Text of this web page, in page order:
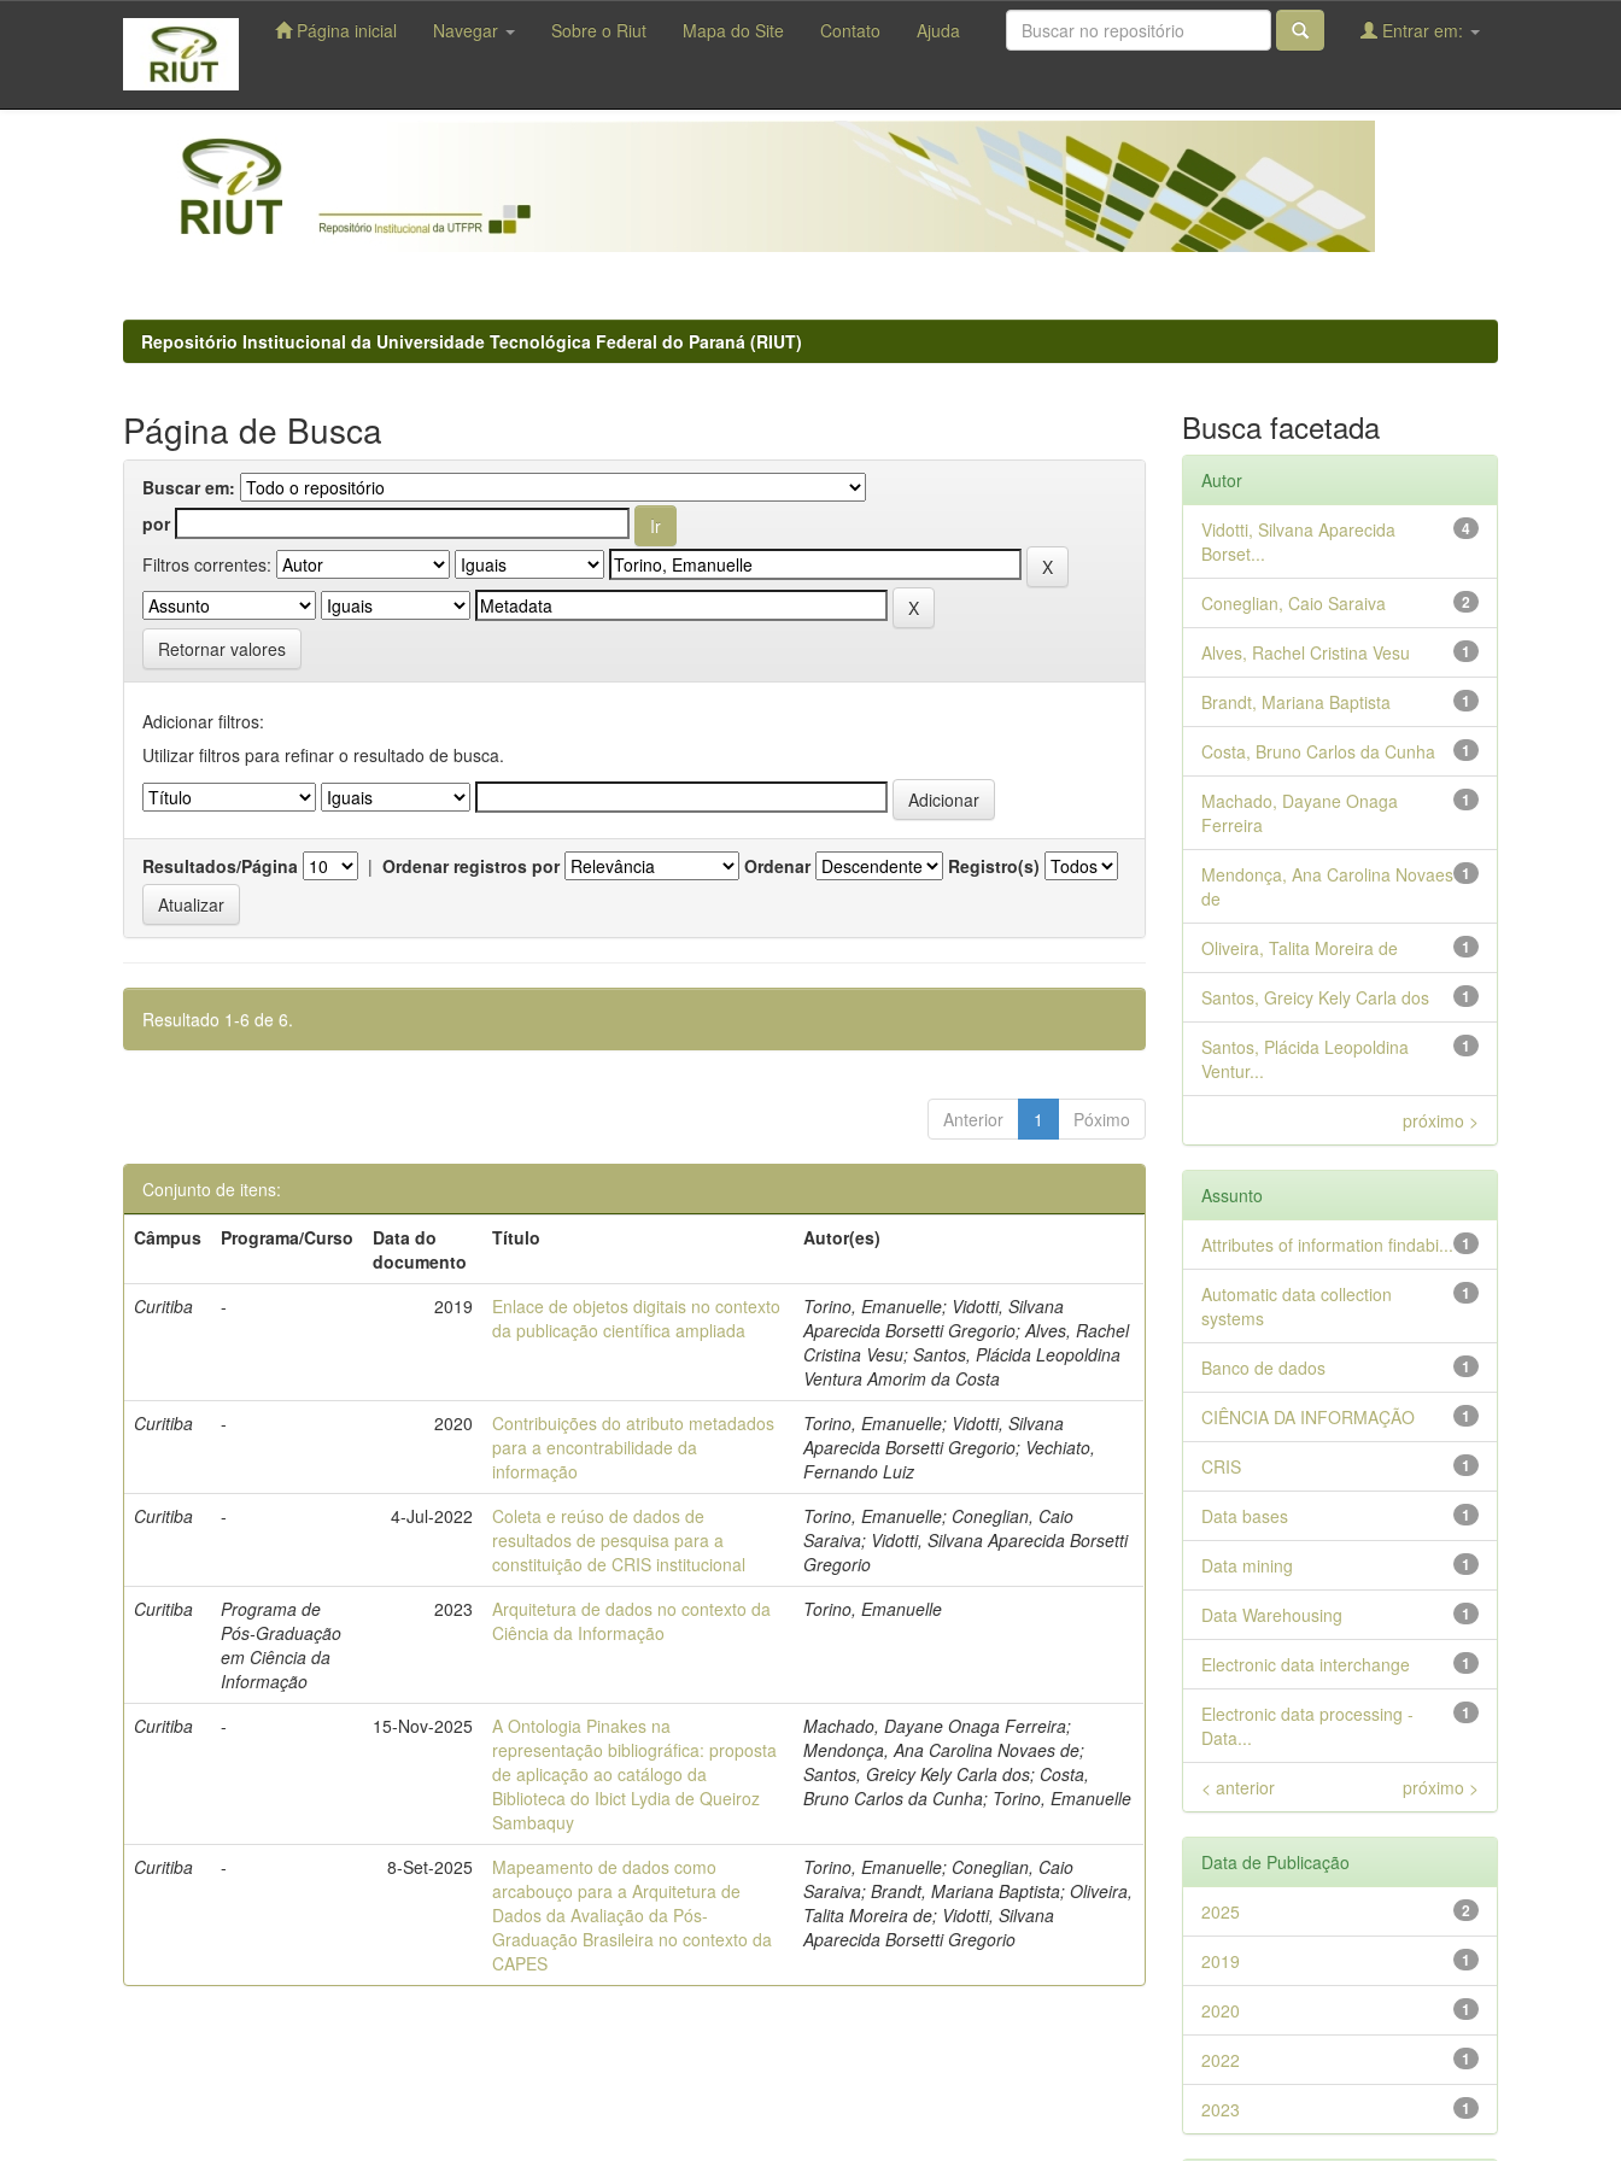
navigation
Página inicial Navegar Sobre o Riut Mapa do Site Contato Ajuda Entrar em:
Repositório Institucional da Universidade Tecnológica Federal do Paraná (RIUT)
Página de Busca
Buscar em:
por
Filtros correntes:
Retornar valores
Adicionar filtros:
Utilizar filtros para refinar o resultado de busca.
Resultados/Página | Ordenar registros por Ordenar Registro(s)
Resultado 1-6 de 6.
Anterior 1 Póximo
Conjunto de itens:
Câmpus
Programa/Curso
Data do
documento
Título Autor(es)
Curitiba - 2019
Enlace de objetos digitais no contexto
da publicação científica ampliada
Torino, Emanuelle; Vidotti, Silvana
Aparecida Borsetti Gregorio; Alves, Rachel
Cristina Vesu; Santos, Plácida Leopoldina
Ventura Amorim da Costa
Curitiba
- 2020
Contribuições do atributo metadados
para a encontrabilidade da
informação
Torino, Emanuelle; Vidotti, Silvana
Aparecida Borsetti Gregorio; Vechiato,
Fernando Luiz
Curitiba
- 4-Jul-2022
Coleta e reúso de dados de
resultados de pesquisa para a
constituição de CRIS institucional
Torino, Emanuelle; Coneglian, Caio
Saraiva; Vidotti, Silvana Aparecida Borsetti
Gregorio
Curitiba
Programa de
Pós-Graduação
em Ciência da
Informação
2023
Arquitetura de dados no contexto da
Ciência da Informação
Torino, Emanuelle
Curitiba - 15-Nov-2025
A Ontologia Pinakes na
representação bibliográfica: proposta
de aplicação ao catálogo da
Biblioteca do Ibict Lydia de Queiroz
Sambaquy
Machado, Dayane Onaga Ferreira;
Mendonça, Ana Carolina Novaes de;
Santos, Greicy Kely Carla dos; Costa,
Bruno Carlos da Cunha; Torino, Emanuelle
Curitiba - 8-Set-2025
Mapeamento de dados como
arcabouço para a Arquitetura de
Dados da Avaliação da Pós-
Graduação Brasileira no contexto da
CAPES
Torino, Emanuelle; Coneglian, Caio
Saraiva; Brandt, Mariana Baptista; Oliveira,
Talita Moreira de; Vidotti, Silvana
Aparecida Borsetti Gregorio
Busca facetada
Autor
4
Vidotti, Silvana Aparecida
Borset...
2
Coneglian, Caio Saraiva
1
Alves, Rachel Cristina Vesu
1
Brandt, Mariana Baptista
1
Costa, Bruno Carlos da Cunha
1
Machado, Dayane Onaga
Ferreira
1
Mendonça, Ana Carolina Novaes
de
1
Oliveira, Talita Moreira de
1
Santos, Greicy Kely Carla dos
1
Santos, Plácida Leopoldina
Ventur...
próximo >
Assunto
1
Attributes of information findabi...
1
Automatic data collection
systems
1
Banco de dados
1
CIÊNCIA DA INFORMAÇÃO
1
CRIS
1
Data bases
1
Data mining
1
Data Warehousing
1
Electronic data interchange
1
Electronic data processing -
Data...
< anterior próximo >
Data de Publicação
2
2025
1
2019
1
2020
1
2022
1
2023